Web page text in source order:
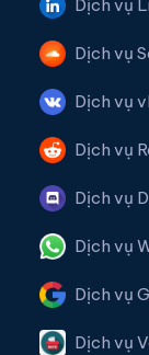
Dịch vụ
Dịch vụ
Dịch vụ
Dịch vụ
Dịch vụ
Dịch vụ
Dịch vụ
Dịch vụ